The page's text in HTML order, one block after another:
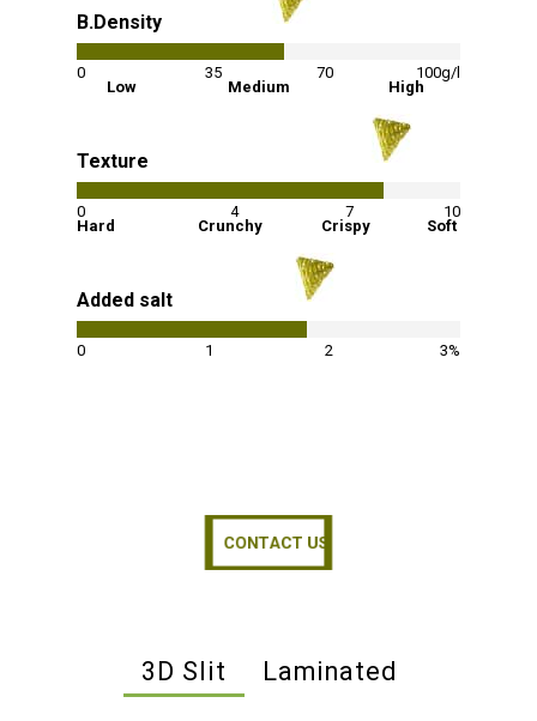
B.Density %
0 35 70
100g/l
Low
Medium High
Texture %
0 4 7
10
Hard
Crunchy Crispy Soft
Added salt %
0 1 2 3%
CONTACT US
3D Slit Laminated